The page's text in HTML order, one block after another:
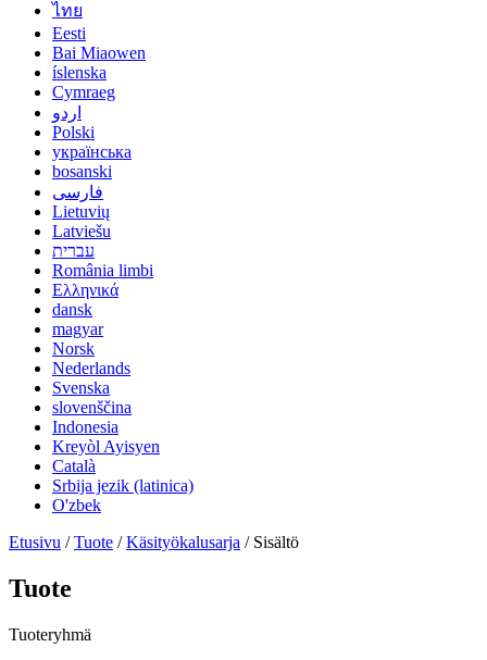
ไทย
Eesti
Bai Miaowen
íslenska
Cymraeg
اردو
Polski
українська
bosanski
فارسی
Lietuvių
Latviešu
עברית
România limbi
Ελληνικά
dansk
magyar
Norsk
Nederlands
Svenska
slovenščina
Indonesia
Kreyòl Ayisyen
Català
Srbija jezik (latinica)
O'zbek
Etusivu /Tuote /Käsityökalusarja / Sisältö
Tuote
Tuoteryhmä